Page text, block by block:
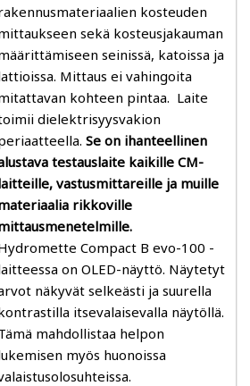
suhteellinen kosteus,
ja puiset rakenteet
sahalle, höyläämölle,
ikkuna- ja ovitehtaille
Moisture
ikkuna- ja ovitehtaille,
höyläämöille
ikkuna- ja
kosteuden
sekä kosteusjakauman
seinissä, katoissa ja
Mittaus ei vahingoita
kohteen pintaa. Laite
dielektrisyysvakion
Se on ihanteellinen
testauslaite kaikille CM-
vastusmittareille ja muille
rikkoville
Compact B evo-100 -
on OLED-näyttö. Näytetyt
näkyvät selkeästi ja suurella
itsevalaisevalla näytöllä.
mahdollistaa helpon
myös huonoissa